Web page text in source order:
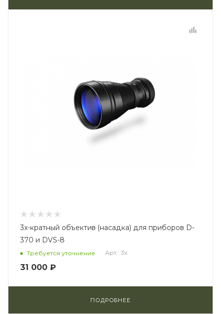
3x-кратный объектив (насадка) для приборов D-
370 и DVS-8
Требуется уточнение Арт.: 3x
31 000 ₽
ПОДРОБНЕЕ